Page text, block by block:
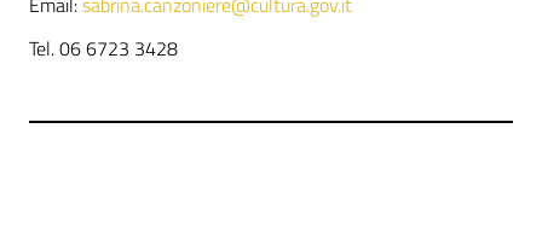
Tel. 06 6723 3428